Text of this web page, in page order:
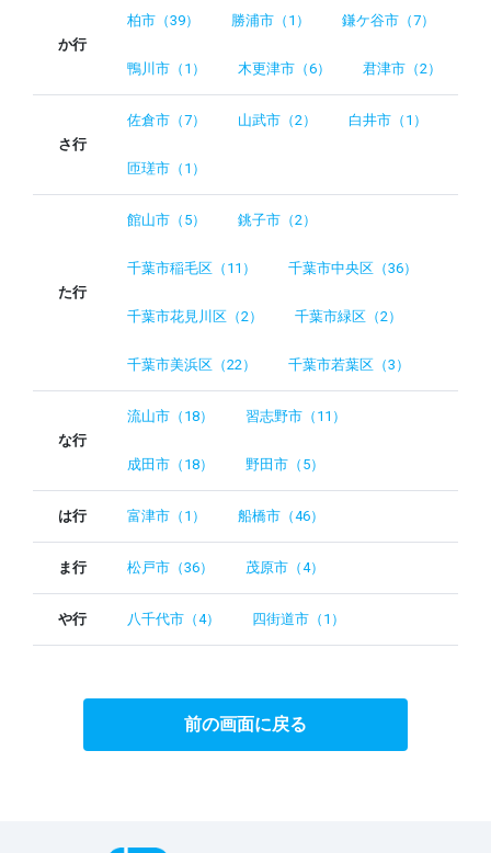
か行
柏市（39） 勝浦市（1） 鎌ケ谷市（7）
鴨川市（1） 木更津市（6） 君津市（2）
さ行
佐倉市（7） 山武市（2） 白井市（1）
匝瑳市（1）
た行
館山市（5） 銚子市（2）
千葉市稲毛区（11） 千葉市中央区（36）
千葉市花見川区（2） 千葉市緑区（2）
千葉市美浜区（22） 千葉市若葉区（3）
な行
流山市（18） 習志野市（11）
成田市（18） 野田市（5）
は行 富津市（1） 船橋市（46）
ま行 松戸市（36） 茂原市（4）
や行 八千代市（4） 四街道市（1）
前の画面に戻る